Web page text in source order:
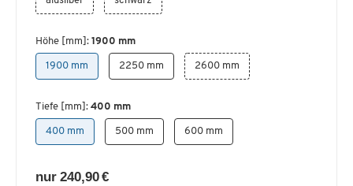
Höhe [mm]: 1900 mm
1900 mm 2250 mm 2600 mm
Tiefe [mm]: 400 mm
400 mm 500 mm 600 mm
nur 240,90 €